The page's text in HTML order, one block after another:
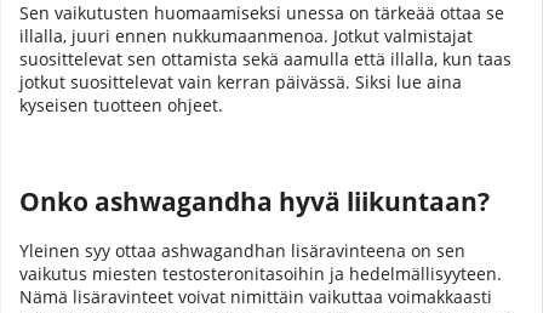
Sen vaikutusten huomaamiseksi unessa on tärkeää ottaa se
illalla, juuri ennen nukkumaanmenoa. Jotkut valmistajat
suosittelevat sen ottamista sekä aamulla että illalla, kun taas
jotkut suosittelevat vain kerran päivässä. Siksi lue aina
kyseisen tuotteen ohjeet.
Onko ashwagandha hyvä liikuntaan?
Yleinen syy ottaa ashwagandhan lisäravinteena on sen
vaikutus miesten testosteronitasoihin ja hedelmällisyyteen.
Nämä lisäravinteet voivat nimittäin vaikuttaa voimakkaasti